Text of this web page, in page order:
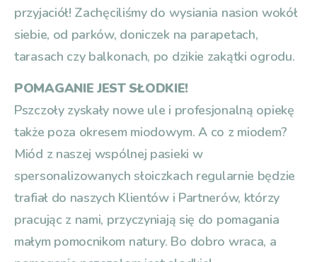
przyjaciół! Zachęciliśmy do wysiania nasion wokół
siebie, od parków, doniczek na parapetach,
tarasach czy balkonach, po dzikie zakątki ogrodu.
POMAGANIE JEST SŁODKIE!
Pszczoły zyskały nowe ule i profesjonalną opiekę
także poza okresem miodowym. A co z miodem?
Miód z naszej wspólnej pasieki w
spersonalizowanych słoiczkach regularnie będzie
trafiał do naszych Klientów i Partnerów, którzy
pracując z nami, przyczyniają się do pomagania
małym pomocnikom natury. Bo dobro wraca, a